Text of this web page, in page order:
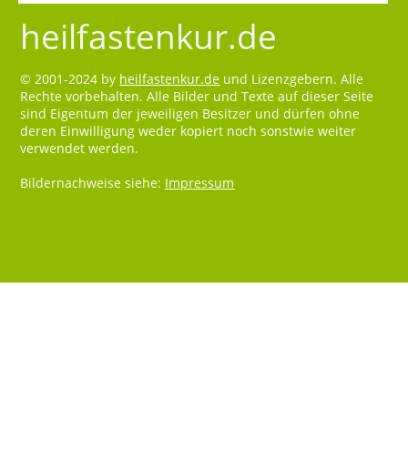
heilfastenkur.de
© 2001-2024 by heilfastenkur.de und Lizenzgebern. Alle
Rechte vorbehalten. Alle Bilder und Texte auf dieser Seite
sind Eigentum der jeweiligen Besitzer und dürfen ohne
deren Einwilligung weder kopiert noch sonstwie weiter
verwendet werden.
Bildernachweise siehe: Impressum